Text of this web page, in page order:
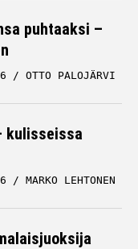
puhtaaksi –
OTTO PALOJÄRVI
kulisseissa
MARKO LEHTONEN